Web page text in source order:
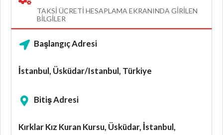
TAKSI ÜCRETI HESAPLAMA EKRANINDA GIRILEN
BILGILER
Başlangıç Adresi
İstanbul, Üsküdar/Istanbul, Türkiye
Bitiş Adresi
Kırklar Kız Kuran Kursu, Üsküdar, İstanbul,